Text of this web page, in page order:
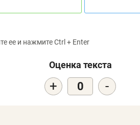
ее и нажмите Ctrl + Enter
Оценка текста
+ 0 -